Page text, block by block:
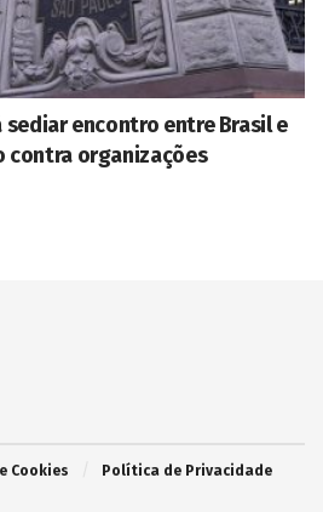
encontro entre Brasil e
contra organizações
Cookies Política de Privacidade